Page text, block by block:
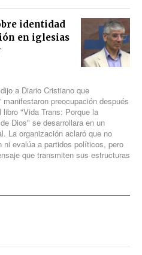
identidad
en iglesias
a Diario Cristiano que
preocupación después
"Vida Trans: Porque la
Dios" se desarrollara en un
La organización aclaró que no
ni evalúa a partidos políticos, pero
que transmiten sus estructuras